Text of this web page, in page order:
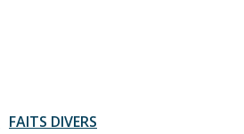
FAITS DIVERS